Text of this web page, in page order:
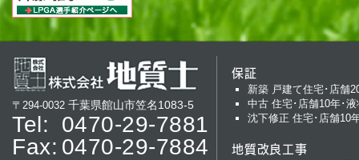
〒294-0032 千葉県館山市笠名1083-5
Tel:
0470-29-7881
Fax: 0470-29-7884
保証
新築 戸建て住宅･店舗
中古 住宅･店舗10年･液
沈下修正 住宅･店舗10
地質改良工事